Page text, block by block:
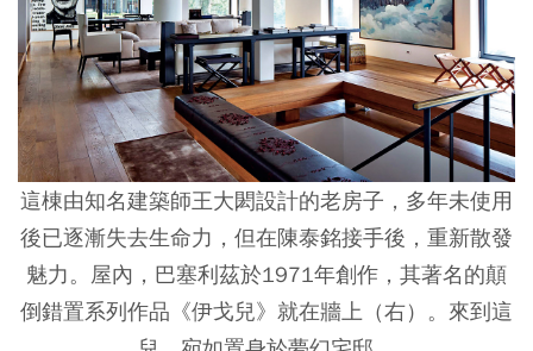
這棟由知名建築師王大閎設計的老房子，多年未使用
後已逐漸失去生命力，但在陳泰銘接手後，重新散發
魅力。屋內，巴塞利茲於1971年創作，其著名的顛
倒錯置系列作品《伊戈兒》就在牆上（右）。來到這